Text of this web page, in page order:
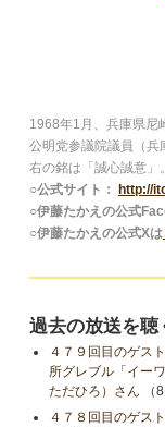
1968年1月、兵庫県尼
公明党参議院議員（兵
右の銘は「誠心誠意」。
○公式サイト：
http://
○伊藤たかえの公式
○伊藤たかえの公式Xは
過去の放送を聴
４７９回目のゲス
所グレブル「イー
ただひろ）さん （
４７８回目のゲス